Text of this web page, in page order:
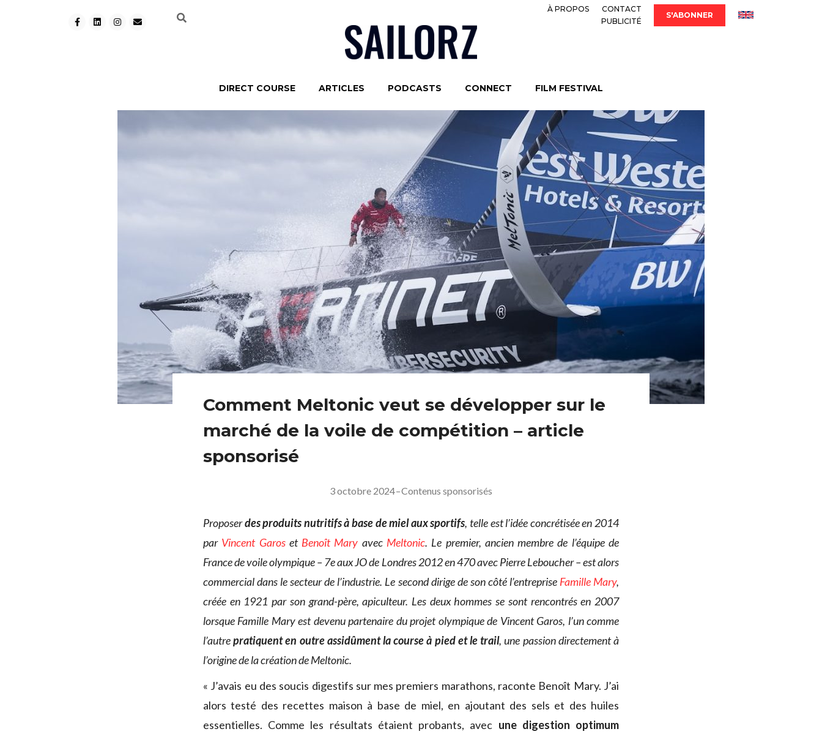
À PROPOS
CONTACT
PUBLICITÉ
S'ABONNER
DIRECT COURSE ARTICLES PODCASTS CONNECT FILM FESTIVAL
Comment Meltonic veut se développer sur le
marché de la voile de compétition – article
sponsorisé
3 octobre 2024–Contenus sponsorisés
Proposerdes produits nutritifs à base de miel aux sportifs, telle est l’idée concrétisée en 2014
par Vincent Garoset Benoît Mary avec Meltonic. Le premier, ancien membre de l’équipe de
France de voile olympique – 7e aux JO de Londres 2012 en 470 avec Pierre Leboucher – est alors
commercial dans le secteur de l’industrie. Le second dirige de son côté l’entreprise Famille Mary,
créée en 1921 par son grand-père, apiculteur. Les deux hommes se sont rencontrés en 2007
lorsque Famille Mary est devenu partenaire du projet olympique de Vincent Garos, l’un comme
l’autrepratiquent en outre assidûment la course à pied et le trail, une passion directement à
l’origine de la création de Meltonic.
« J’avais eu des soucis digestifs sur mes premiers marathons, raconte Benoît Mary. J’ai
alors testé des recettes maison à base de miel, en ajoutant des sels et des huiles
essentielles. Comme les résultats étaient probants, avec une digestion optimum